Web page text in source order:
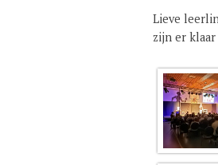
Lieve
zijn er klaar